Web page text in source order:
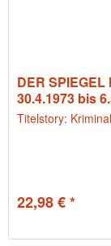
DER SPIEGEL
30.4.1973 bis
Titelstory:
22,98 € *